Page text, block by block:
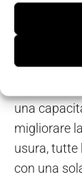
riduttori -
fine. La
giunture
carcassa
una
migliorare
usura, tutte
con una